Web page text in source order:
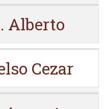
Alberto
Cezar